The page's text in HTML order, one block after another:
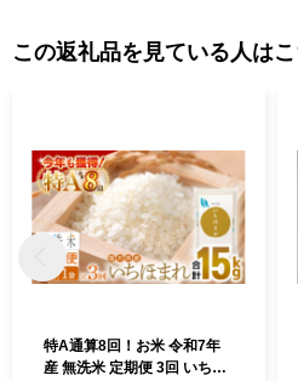
せていただき、その手段として、電
ご連絡ください。
この返礼品を見ている人は
特A通算8回！お米 令和7年
産 無洗米 定期便 3回 いちほ